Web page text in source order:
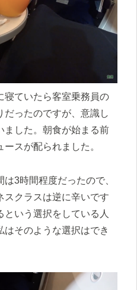
寝ていたら客室乗務員の
だったのですが、意識し
ました。朝食が始まる前
スが配られました。
3時間程度だったので、
スクラスは逆に辛いです
いう選択をしている人
はそのような選択はでき